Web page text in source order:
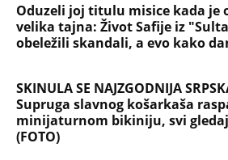
Oduzeli joj titulu misice kada je
velika tajna: Život Safije iz
obeležili skandali, a evo kako
SKINULA SE NAJZGODNIJA
Supruga slavnog košarkaša
minijaturnom bikiniju, svi
(FOTO)